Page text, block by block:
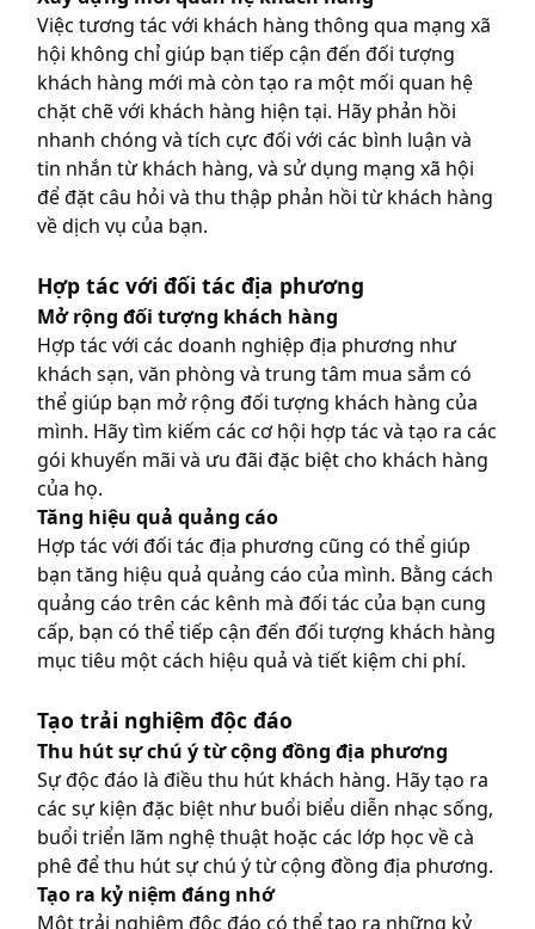
Việc tương tác với khách hàng thông qua mạng xã
hội không chỉ giúp bạn tiếp cận đến đối tượng
khách hàng mới mà còn tạo ra một mối quan hệ
chặt chẽ với khách hàng hiện tại. Hãy phản hồi
nhanh chóng và tích cực đối với các bình luận và
tin nhắn từ khách hàng, và sử dụng mạng xã hội
để đặt câu hỏi và thu thập phản hồi từ khách hàng
về dịch vụ của bạn.
Hợp tác với đối tác địa phương
Mở rộng đối tượng khách hàng
Hợp tác với các doanh nghiệp địa phương như
khách sạn, văn phòng và trung tâm mua sắm có
thể giúp bạn mở rộng đối tượng khách hàng của
mình. Hãy tìm kiếm các cơ hội hợp tác và tạo ra các
gói khuyến mãi và ưu đãi đặc biệt cho khách hàng
của họ.
Tăng hiệu quả quảng cáo
Hợp tác với đối tác địa phương cũng có thể giúp
bạn tăng hiệu quả quảng cáo của mình. Bằng cách
quảng cáo trên các kênh mà đối tác của bạn cung
cấp, bạn có thể tiếp cận đến đối tượng khách hàng
mục tiêu một cách hiệu quả và tiết kiệm chi phí.
Tạo trải nghiệm độc đáo
Thu hút sự chú ý từ cộng đồng địa phương
Sự độc đáo là điều thu hút khách hàng. Hãy tạo ra
các sự kiện đặc biệt như buổi biểu diễn nhạc sống,
buổi triển lãm nghệ thuật hoặc các lớp học về cà
phê để thu hút sự chú ý từ cộng đồng địa phương.
Tạo ra kỷ niệm đáng nhớ
Một trải nghiệm độc đáo có thể tạo ra những kỷ